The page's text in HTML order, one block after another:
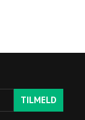
TILMELD